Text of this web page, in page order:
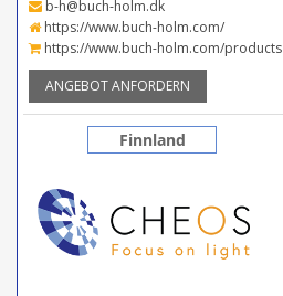
b-h@buch-holm.dk
https://www.buch-holm.com/
https://www.buch-holm.com/products
ANGEBOT ANFORDERN
Finnland